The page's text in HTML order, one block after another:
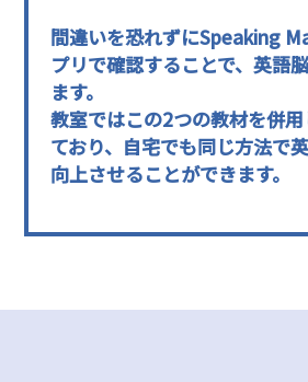
間違いを恐れずにSpeaking
プリで確認することで、英語
ます。
教室ではこの2つの教材を併
ており、自宅でも同じ方法で
向上させることができます。